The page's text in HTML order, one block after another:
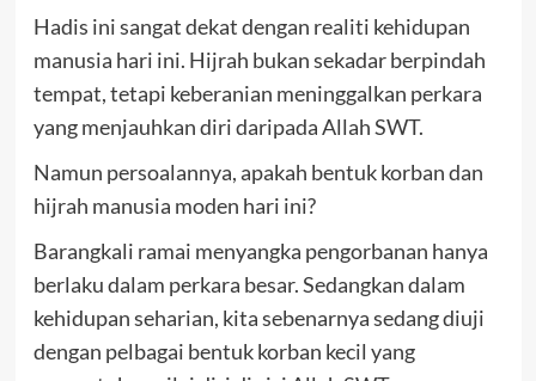
Hadis ini sangat dekat dengan realiti kehidupan
manusia hari ini. Hijrah bukan sekadar berpindah
tempat, tetapi keberanian meninggalkan perkara
yang menjauhkan diri daripada Allah SWT.
Namun persoalannya, apakah bentuk korban dan
hijrah manusia moden hari ini?
Barangkali ramai menyangka pengorbanan hanya
berlaku dalam perkara besar. Sedangkan dalam
kehidupan seharian, kita sebenarnya sedang diuji
dengan pelbagai bentuk korban kecil yang